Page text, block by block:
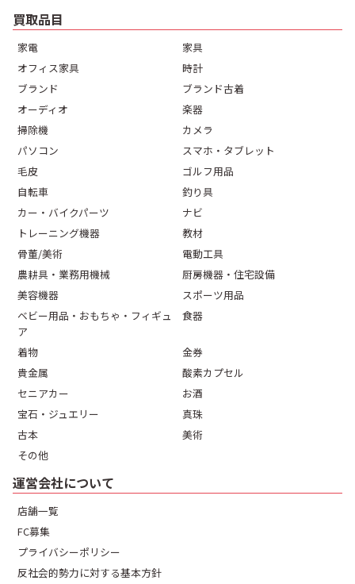
買取品目
家電
家具
オフィス家具
時計
ブランド
ブランド古着
オーディオ
楽器
掃除機
カメラ
パソコン
スマホ・タブレット
毛皮
ゴルフ用品
自転車
釣り具
カー・バイクパーツ
ナビ
トレーニング機器
教材
骨董/美術
電動工具
農耕具・業務用機械
厨房機器・住宅設備
美容機器
スポーツ用品
ベビー用品・おもちゃ・フィギュ
ア
食器
着物
金券
貴金属
酸素カプセル
セニアカー
お酒
宝石・ジュエリー
真珠
古本
美術
その他
運営会社について
店舗一覧
FC募集
プライバシーポリシー
反社会的勢力に対する基本方針